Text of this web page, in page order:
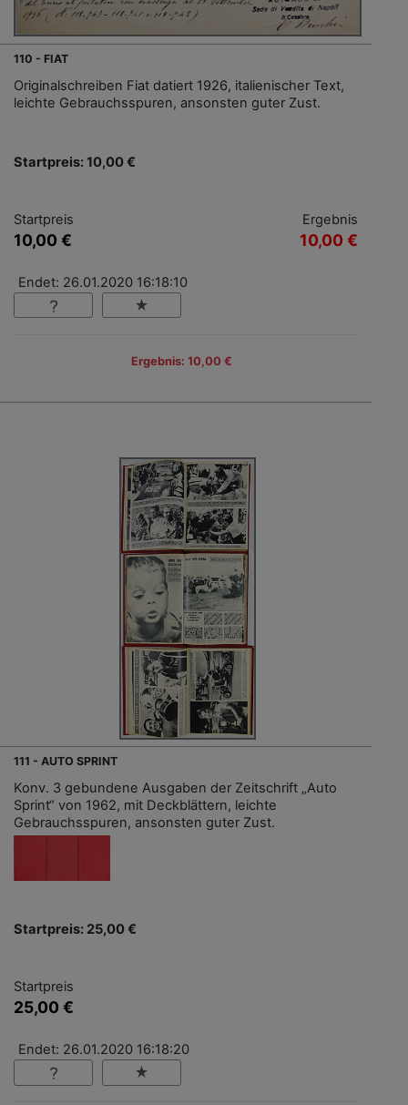
110 - FIAT
Originalschreiben Fiat datiert 1926, italienischer Text,
leichte Gebrauchsspuren, ansonsten guter Zust.
Startpreis: 10,00 €
Startpreis
10,00 €
Ergebnis
10,00 €
Endet: 26.01.2020 16:18:10
Ergebnis: 10,00 €
111 - AUTO SPRINT
Konv. 3 gebundene Ausgaben der Zeitschrift „Auto
Sprint“ von 1962, mit Deckblättern, leichte
Gebrauchsspuren, ansonsten guter Zust.
Startpreis: 25,00 €
Startpreis
25,00 €
Endet: 26.01.2020 16:18:20